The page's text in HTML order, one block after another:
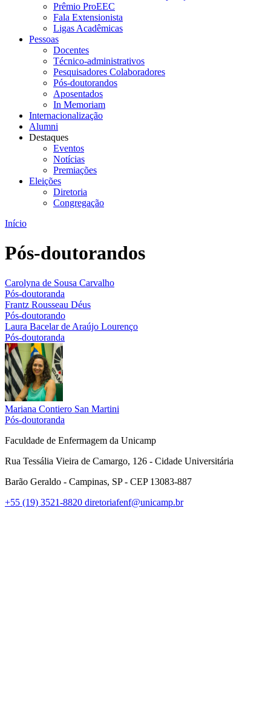
Prêmio ProEEC
Fala Extensionista
Ligas Acadêmicas
Pessoas
Docentes
Técnico-administrativos
Pesquisadores Colaboradores
Pós-doutorandos
Aposentados
In Memoriam
Internacionalização
Alumni
Destaques
Eventos
Notícias
Premiações
Eleições
Diretoria
Congregação
Início
Pós-doutorandos
Carolyna de Sousa Carvalho
Pós-doutoranda
Frantz Rousseau Déus
Pós-doutorando
Laura Bacelar de Araújo Lourenço
Pós-doutoranda
Mariana Contiero San Martini
Pós-doutoranda
Faculdade de Enfermagem da Unicamp
Rua Tessália Vieira de Camargo, 126 - Cidade Universitária
Barão Geraldo - Campinas, SP - CEP 13083-887
+55 (19) 3521-8820 diretoriafenf@unicamp.br